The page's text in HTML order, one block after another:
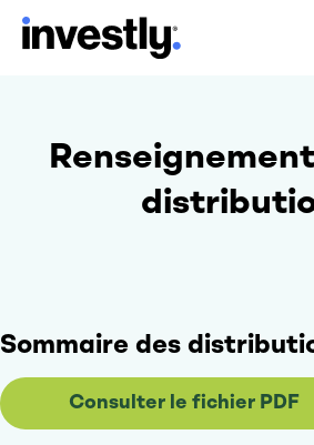
Sommaire des
Consulter le fichier PDF